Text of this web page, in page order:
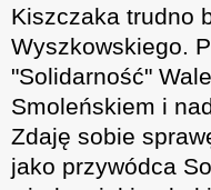
Kiszczaka trudno
Wyszkowskiego.
"Solidarność"
Smoleńskiem i
Zdaję sobie
jako przywódca